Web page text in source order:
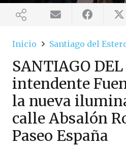
Inicio Santiago del
SANTIAGO
intendente
la nueva
calle Absalón
Paseo España